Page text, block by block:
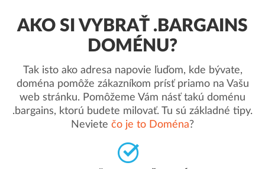
AKO SI VYBRAŤ .BARGAINS
DOMÉNU?
Tak isto ako adresa napovie ľuďom, kde bývate,
doména pomôže zákazníkom prísť priamo na Vašu
web stránku. Pomôžeme Vám násť takú doménu
.bargains, ktorú budete milovať. Tu sú základné tipy.
Neviete čo je to Doména?